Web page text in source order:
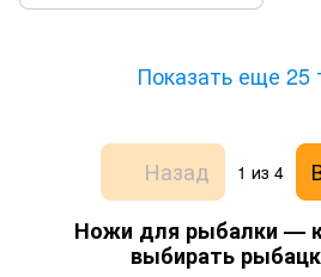
Показать еще 25
Назад 1 из 4
Ножи для рыбалки —
выбирать